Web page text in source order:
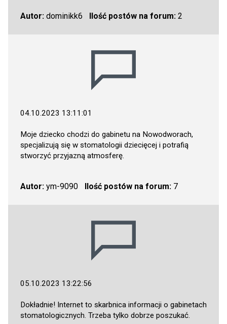
Autor: dominikk6 Ilość postów na forum:2
04.10.2023 13:11:01
Moje dziecko chodzi do gabinetu na Nowodworach,
specjalizują się w stomatologii dziecięcej i potrafią
stworzyć przyjazną atmosferę.
Autor: ym-9090 Ilość postów na forum:7
05.10.2023 13:22:56
Dokładnie! Internet to skarbnica informacji o gabinetach
stomatologicznych. Trzeba tylko dobrze poszukać.